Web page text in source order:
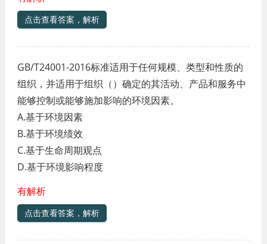
点击查看答案，解析
GB/T24001-2016标准适用于任何规模、类型和性质的
组织，并适用于组织（）确定的其活动、产品和服务中
能够控制或能够施加影响的环境因素。
A.基于环境因素
B.基于环境绩效
C.基于生命周期观点
D.基于环境影响程度
有解析
点击查看答案，解析